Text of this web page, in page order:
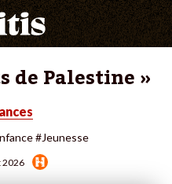
de Palestine »
#Jeunesse
2026